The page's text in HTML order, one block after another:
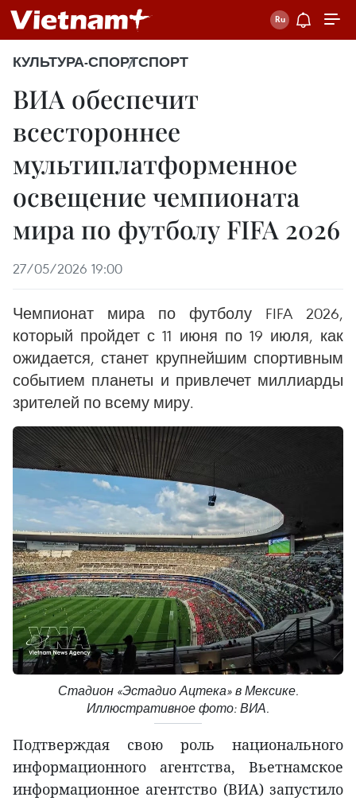
КУЛЬТУРА-СПОРТСПОРТ
ВИА обеспечит
всестороннее
мультиплатформенное
освещение чемпионата
мира по футболу FIFA 2026
27/05/2026 19:00
Чемпионат мира по футболу FIFA 2026,
который пройдет с 11 июня по 19 июля, как
ожидается, станет крупнейшим спортивным
событием планеты и привлечет миллиарды
зрителей по всему миру.
Стадион «Эстадио Ацтека» в Мексике.
Иллюстративное фото: ВИА.
Подтверждая свою роль национального
информационного агентства, Вьетнамское
информационное агентство (ВИА) запустило